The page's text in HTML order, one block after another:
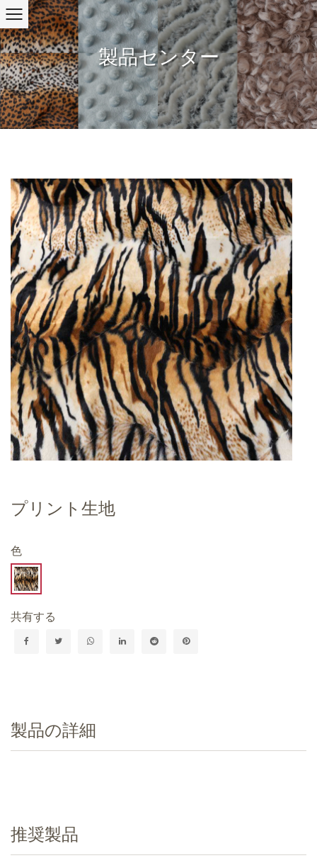
製品センター
プリント生地
色
共有する
製品の詳細
推奨製品